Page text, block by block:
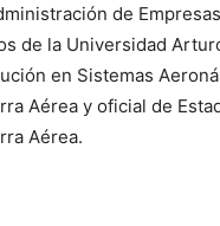
de
de la Universidad
en Sistemas
Aérea y oficial de
Aérea.